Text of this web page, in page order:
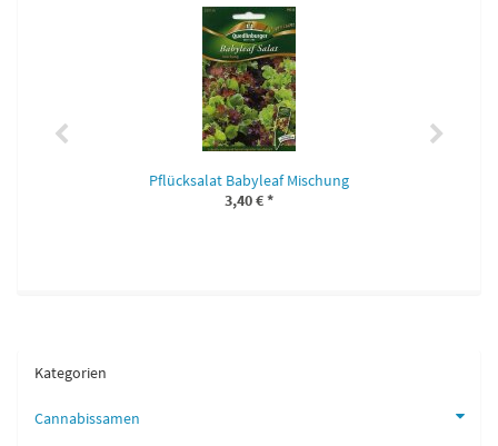
Pflücksalat Babyleaf Mischung
3,40 €*
Kategorien
Cannabissamen